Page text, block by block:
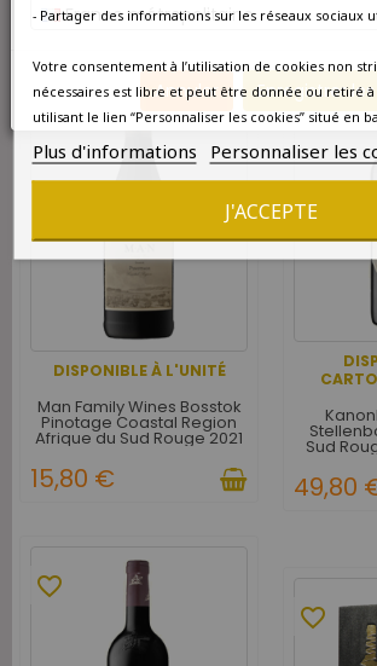
France métropolitaine
Annuler Enregistrer
DISPONIBLE À L'UNITÉ
favorite_border
Man Family Wines Bosstok
Pinotage Coastal Region
Afrique du Sud Rouge 2021
15,80 €
favorite_border
Sud
49,80
favorite_border
favorite_border
- Partager des informations sur les réseaux sociaux
Votre consentement à l’utilisation de cookies non
nécessaires est libre et peut être donnée ou retiré
utilisant le lien “Personnaliser les cookies” situé en
Plus d'informations Personnaliser les
J'ACCEPTE